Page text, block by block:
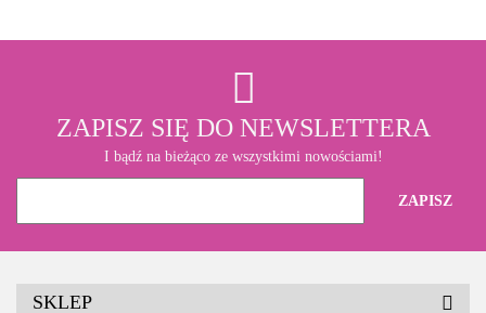
ZAPISZ SIĘ DO NEWSLETTERA
I bądź na bieżąco ze wszystkimi nowościami!
SKLEP